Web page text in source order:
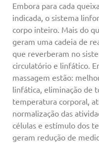
Embora para cada
indicada, o sistema
corpo inteiro. Mais do
geram uma cadeia de
que reverberam no
circulatório e linfático.
massagem estão:
linfática, eliminação de
temperatura corporal,
normalização das
células e estímulo dos
geram redução de